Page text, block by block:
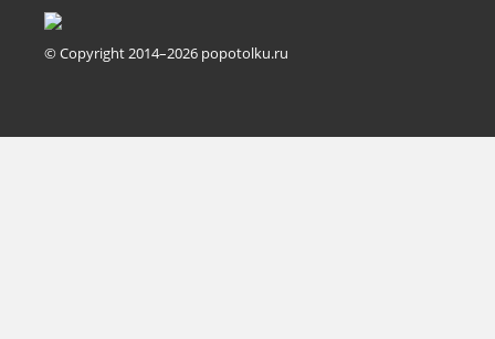
© Copyright 2014–2026 popotolku.ru